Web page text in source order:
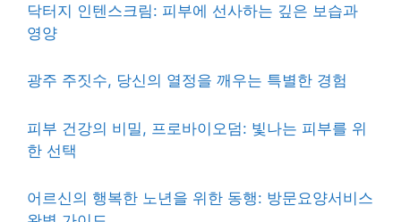
닥터지 인텐스크림: 피부에 선사하는 깊은 보습과
영양
광주 주짓수, 당신의 열정을 깨우는 특별한 경험
피부 건강의 비밀, 프로바이오덤: 빛나는 피부를 위
한 선택
어르신의 행복한 노년을 위한 동행: 방문요양서비스